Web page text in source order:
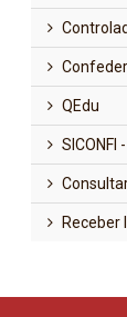
QEdu
SICONFI
Receber